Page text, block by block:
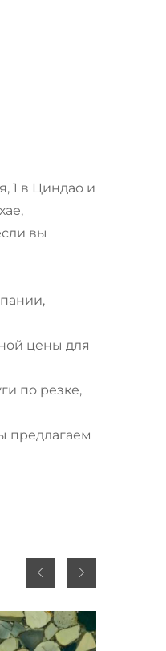
1 в Циндао и
вы
цены для
по резке,
предлагаем